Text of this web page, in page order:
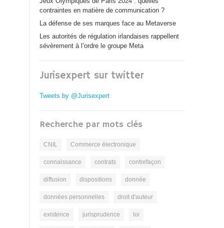
contraintes en matière de communication ?
La défense de ses marques face au Metaverse
Les autorités de régulation irlandaises rappellent
sévèrement à l’ordre le groupe Meta
Jurisexpert sur twitter
Tweets by @Jurisexpert
Recherche par mots clés
CNIL Commerce électronique
connaissance contrats contrefaçon
diffusion dispositions donnée
données personnelles droit d'auteur
existence jurisprudence loi